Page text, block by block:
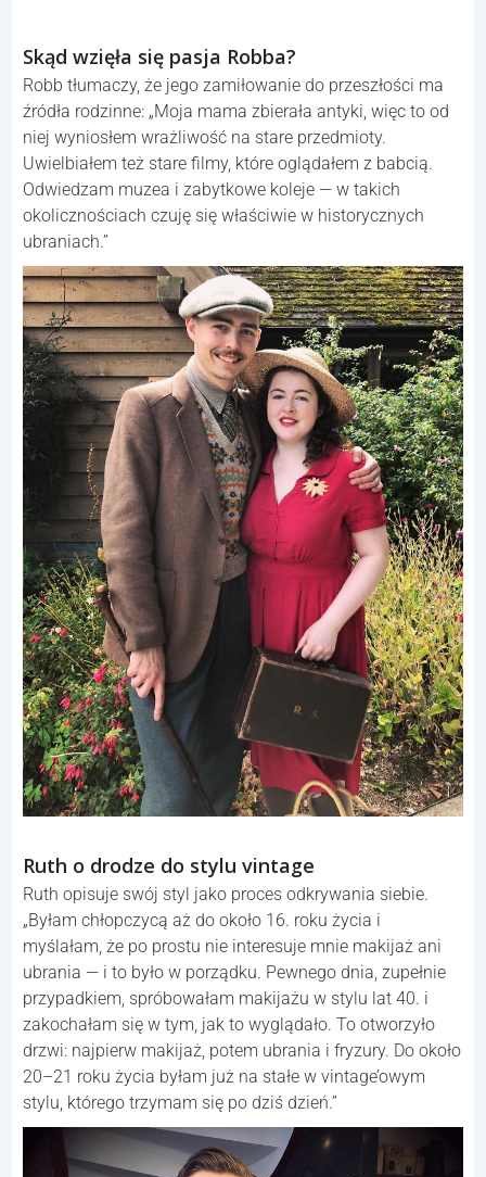
Skąd wzięła się pasja Robba?
Robb tłumaczy, że jego zamiłowanie do przeszłości ma
źródła rodzinne: „Moja mama zbierała antyki, więc to od
niej wyniosłem wrażliwość na stare przedmioty.
Uwielbiałem też stare filmy, które oglądałem z babcią.
Odwiedzam muzea i zabytkowe koleje — w takich
okolicznościach czuję się właściwie w historycznych
ubraniach.”
Ruth o drodze do stylu vintage
Ruth opisuje swój styl jako proces odkrywania siebie.
„Byłam chłopczycą aż do około 16. roku życia i
myślałam, że po prostu nie interesuje mnie makijaż ani
ubrania — i to było w porządku. Pewnego dnia, zupełnie
przypadkiem, spróbowałam makijażu w stylu lat 40. i
zakochałam się w tym, jak to wyglądało. To otworzyło
drzwi: najpierw makijaż, potem ubrania i fryzury. Do około
20–21 roku życia byłam już na stałe w vintage’owym
stylu, którego trzymam się po dziś dzień.”